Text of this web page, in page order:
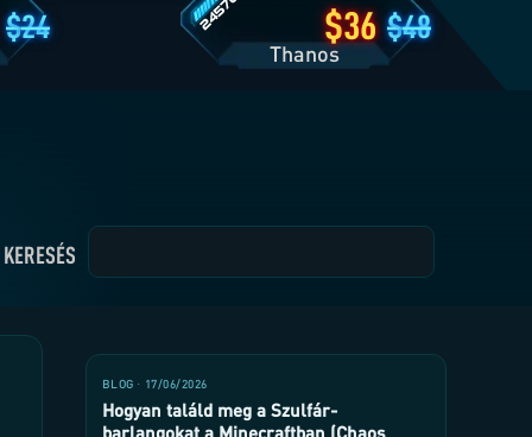
24 36 48
Thanos
KERESÉS
BLOG · 17/06/2026
Hogyan találd meg a Szulfár-
barlangokat a Minecraftban (Chaos